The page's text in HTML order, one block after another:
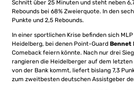
Schnitt über 25 Minuten und steht neben
Rebounds bei 68% Zweierquote. In den
Punkte und 2,5 Rebounds.
In einer sportlichen Krise befinden sich
Heidelberg, bei denen Point-Guard Bennet
Comeback feiern könnte. Nach nur drei
rangieren die Heidelberger auf dem
von der Bank kommt, liefert bislang 7,3
zum zweitbesten deutschen Assistgeber